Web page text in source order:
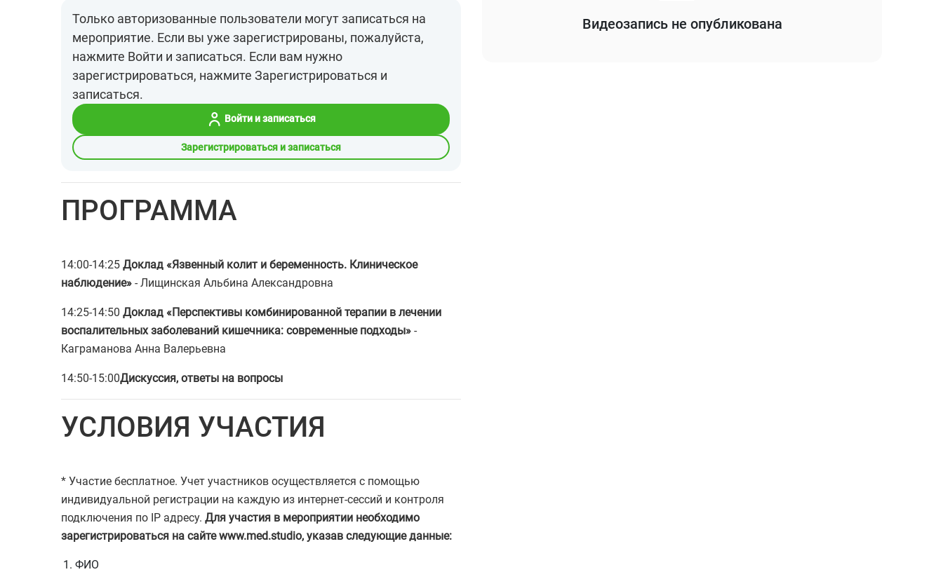
Только авторизованные пользователи могут записаться на
мероприятие. Если вы уже зарегистрированы, пожалуйста,
нажмите Войти и записаться. Если вам нужно
зарегистрироваться, нажмите Зарегистрироваться и
записаться.
Войти и записаться
Зарегистрироваться и записаться
ПРОГРАММА
14:00-14:25 Доклад «Язвенный колит и беременность. Клиническое
наблюдение» - Лищинская Альбина Александровна
14:25-14:50 Доклад «Перспективы комбинированной терапии в лечении
воспалительных заболеваний кишечника: современные подходы» -
Каграманова Анна Валерьевна
14:50-15:00Дискуссия, ответы на вопросы
УСЛОВИЯ УЧАСТИЯ
* Участие бесплатное. Учет участников осуществляется с помощью
индивидуальной регистрации на каждую из интернет-сессий и контроля
подключения по IP адресу. Для участия в мероприятии необходимо
зарегистрироваться на сайте www.med.studio, указав следующие данные:
ФИО
Видеозапись не опубликована